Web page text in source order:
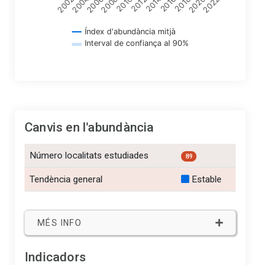
Índex d'abundància mitjà
Interval de confiança al 90%
Canvis en l'abundància
Número localitats estudiades 89
Tendència general Estable
MÉS INFO
Indicadors